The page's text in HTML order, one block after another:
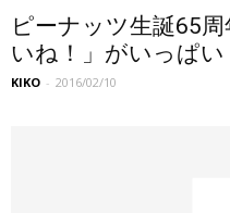
ピーナッツ生誕65
いね！」がいっぱい
KIKO - 2016/02/10